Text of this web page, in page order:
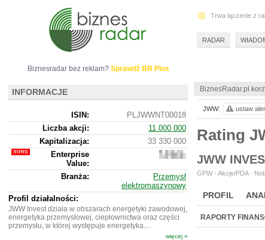
BiznesRadar.pl
Rating
JWW
GPW - Akcje/PDA -
PROFIL
RAPORTY
JWW: ustaw
Biznesradar bez reklam? Sprawdź BR Plus
INFORMACJE
ISIN:
PLJWWNT00018
Liczba akcji:
11 000 000
Kapitalizacja:
33 330 000
Enterprise
Value:
27
000
Branża:
Przemysł
elektromaszynowy
Profil działalności:
JWW Invest działa w obszarach energetyki zawodowej,
energetyka przemysłowej, ciepłownictwa oraz części
przemysłu, w której występuje energetyka....
więcej »
Trwa łączenie z
RADAR